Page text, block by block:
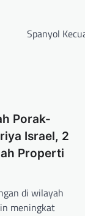
Spanyol
Porak-
Israel, 2
Properti
di wilayah
meningkat